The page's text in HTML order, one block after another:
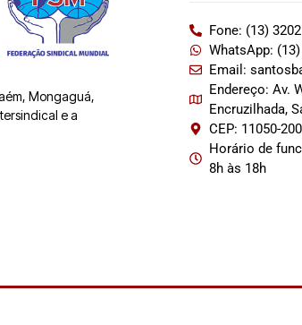
Mongaguá,
e a
Fone: (13)
WhatsApp:
Email:
Endereço: Av.
Encruzilhada,
CEP: 11050-200
Horário de
8h às 18h